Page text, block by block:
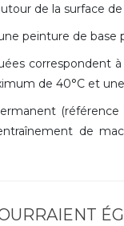
de la surface
peinture de base
correspondent
de 40°C et
de